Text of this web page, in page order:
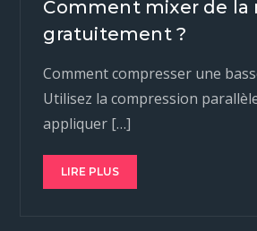
Comment mixer de la
gratuitement ?
Comment compresser une
Utilisez la compression
appliquer […]
LIRE PLUS